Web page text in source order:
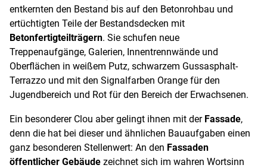
entkernten den Bestand bis auf den Betonrohbau und
ertüchtigten Teile der Bestandsdecken mit
Betonfertigteilträgern. Sie schufen neue
Treppenaufgänge, Galerien, Innentrennwände und
Oberflächen in weißem Putz, schwarzem Gussasphalt-
Terrazzo und mit den Signalfarben Orange für den
Jugendbereich und Rot für den Bereich der Erwachsenen.
Ein besonderer Clou aber gelingt ihnen mit der Fassade,
denn die hat bei dieser und ähnlichen Bauaufgaben einen
ganz besonderen Stellenwert: An den Fassaden
öffentlicher Gebäude zeichnet sich im wahren Wortsinn